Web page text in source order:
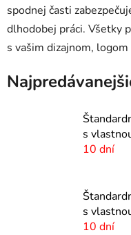
spodnej časti
dlhodobej práci. Všetky
s vašim dizajnom,
s
10 dní
s
10 dní